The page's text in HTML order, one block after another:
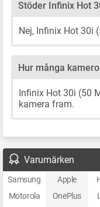
Stöder Infinix Hot
Nej, Infinix Hot 30i
Hur många
Infinix Hot 30i (50
kamera fram.
Varumärken
Samsung Apple
Motorola
OnePlus